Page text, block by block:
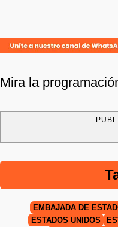
Mira la
EMBAJADA DE
ESTADOS UNIDOS